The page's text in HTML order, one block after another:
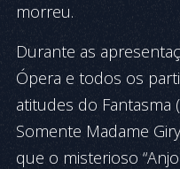
morreu.
Durante as
Ópera e todos os
atitudes do Fantasma
Somente Madame
que o misterioso